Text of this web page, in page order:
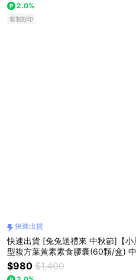
2.0%
客製刻印
快速出貨
快速出貨 [兔兔送禮來 中秋節]【小
型複方葉黃素素食膠囊(60顆/盒)
盒
$980 $1,400